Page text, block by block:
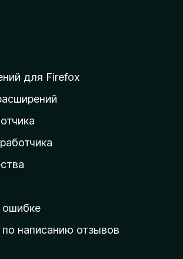
для Firefox
написанию отзывов